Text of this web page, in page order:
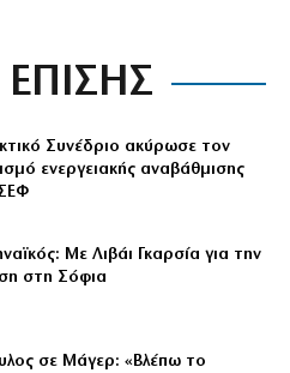
ΕΠΙΣΗΣ
Συνέδριο ακύρωσε τον
ενεργειακής αναβάθμισης
Με Λιβάι Γκαρσία για την
στη Σόφια
σε Μάγερ: «Βλέπω το